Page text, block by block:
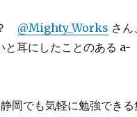
@Mighty_Works さん
耳にしたことのある a-
岡でも気軽に勉強できる